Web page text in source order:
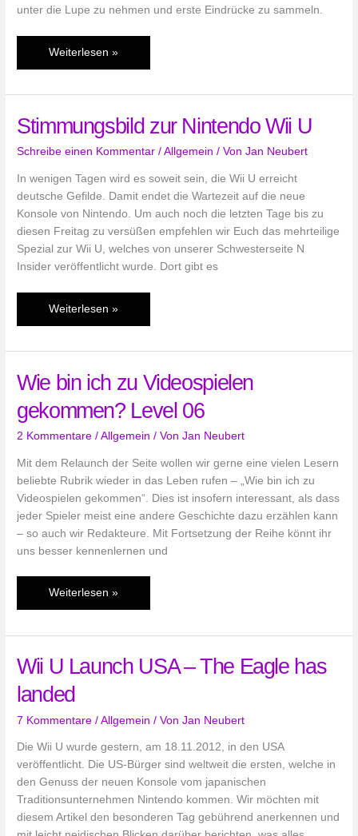
unter die Lupe zu nehmen und erste Eindrücke zu sammeln.
Achtung
Aufnahme!
–
Nintendo
Wii
U
Weiterlesen »
Stimmungsbild zur Nintendo Wii U
Schreibe einen Kommentar /Allgemein / VonJan Neubert
In wenigen Tagen wird es soweit sein, die Wii U erreicht
deutsche Gefilde. Damit endet die Wartezeit auf die neue
Konsole von Nintendo. Um auch noch die letzten Tage bis zu
diesen Freitag zu versüßen empfehlen wir Euch das mehrteilige
Spezial zur Wii U, welches von unserer Schwesterseite N
Insider veröffentlicht wurde. Dort gibt es
Stimmungsbild
zur
U
Weiterlesen »
Wie bin ich zu Videospielen
gekommen? Level 06
2 Kommentare /Allgemein / VonJan Neubert
Mit dem Relaunch der Seite wollen wir gerne eine vielen Lesern
beliebte Rubrik wieder in das Leben rufen – „Wie bin ich zu
Videospielen gekommen“. Dies ist insofern interessant, als dass
jeder Spieler meist eine andere Geschichte dazu erzählen kann
– so auch wir Redakteure. Mit Fortsetzung der Reihe könnt ihr
uns besser kennenlernen und
Wie
bin
Videospielen
Level
Weiterlesen »
Wii U Launch USA – The Eagle has
landed
7 Kommentare /Allgemein / VonJan Neubert
Die Wii U wurde gestern, am 18.11.2012, in den USA
veröffentlicht. Die US-Bürger sind weltweit die ersten, welche in
den Genuss der neuen Konsole vom japanischen
Traditionsunternehmen Nintendo kommen. Wir möchten mit
diesem Artikel den besonderen Tag gebührend anerkennen und